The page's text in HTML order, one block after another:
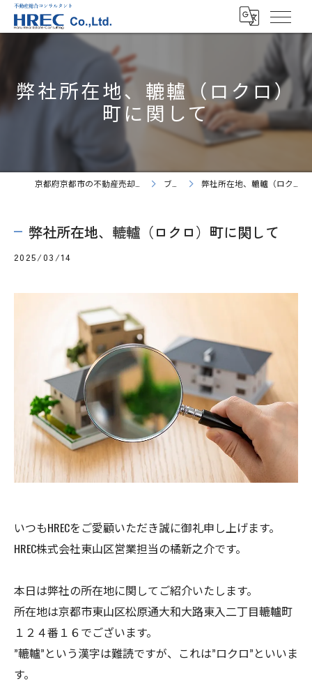
弊社所在地、轆轤（ロクロ）
町に関して
ブログ 弊社所在地、轆轤（ロクロ）町に関して
弊社所在地、轆轤（ロクロ）町に関して
2025/03/14
いつもHRECをご愛顧いただき誠に御礼申し上げます。
HREC株式会社東山区営業担当の橘新之介です。
本日は弊社の所在地に関してご紹介いたします。
所在地は京都市東山区松原通大和大路東入二丁目轆轤町
１２４番１６でございます。
”轆轤”という漢字は難読ですが、これは”ロクロ”といいま
す。